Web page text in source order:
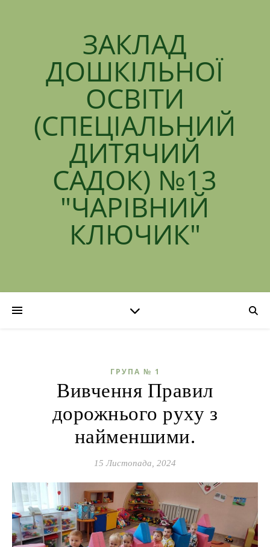
ЗАКЛАД
ДОШКІЛЬНОЇ
ОСВІТИ
(СПЕЦІАЛЬНИЙ
ДИТЯЧИЙ
САДОК) №13
"ЧАРІВНИЙ
КЛЮЧИК"
ГРУПА № 1
Вивчення Правил
дорожнього руху з
найменшими.
15 Листопада, 2024